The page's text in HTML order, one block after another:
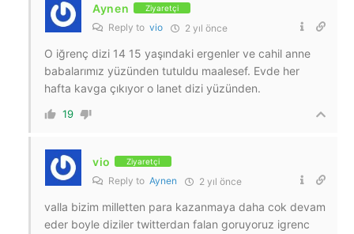
Aynen Ziyaretçi
Reply to vio 2 yıl önce
O iğrenç dizi 14 15 yaşındaki ergenler ve cahil anne
babalarımız yüzünden tutuldu maalesef. Evde her
hafta kavga çıkıyor o lanet dizi yüzünden.
19
vio Ziyaretçi
Reply to Aynen 2 yıl önce
valla bizim milletten para kazanmaya daha cok devam
eder boyle diziler twitterdan falan goruyoruz igrenc